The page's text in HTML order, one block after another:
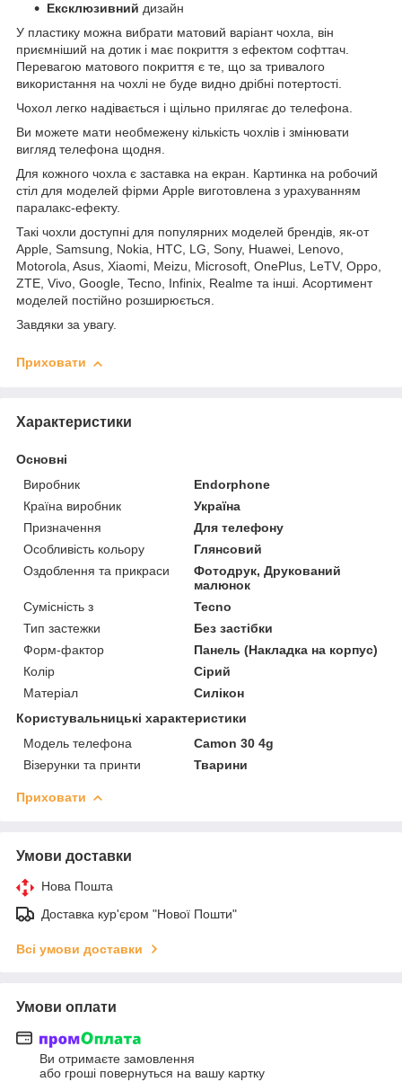
Ексклюзивний дизайн
У пластику можна вибрати матовий варіант чохла, він
приємніший на дотик і має покриття з ефектом софттач.
Перевагою матового покриття є те, що за тривалого
використання на чохлі не буде видно дрібні потертості.
Чохол легко надівається і щільно прилягає до телефона.
Ви можете мати необмежену кількість чохлів і змінювати
вигляд телефона щодня.
Для кожного чохла є заставка на екран. Картинка на робочий
стіл для моделей фірми Apple виготовлена з урахуванням
паралакс-ефекту.
Такі чохли доступні для популярних моделей брендів, як-от
Apple, Samsung, Nokia, HTC, LG, Sony, Huawei, Lenovo,
Motorola, Asus, Xiaomi, Meizu, Microsoft, OnePlus, LeTV, Oppo,
ZTE, Vivo, Google, Tecno, Infinix, Realme та інші. Асортимент
моделей постійно розширюється.
Завдяки за увагу.
Приховати
Характеристики
Основні
Виробник
Endorphone
Країна виробник
Україна
Призначення
Для телефону
Особливість кольору
Глянсовий
Оздоблення та прикраси
Фотодрук, Друкований
малюнок
Сумісність з
Tecno
Тип застежки
Без застібки
Форм-фактор
Панель (Накладка на корпус)
Колір
Сірий
Матеріал
Силікон
Користувальницькі характеристики
Модель телефона
Camon 30 4g
Візерунки та принти
Тварини
Приховати
Умови доставки
Нова Пошта
Доставка кур'єром "Нової Пошти"
Всі умови доставки
Умови оплати
Ви отримаєте замовлення
або гроші повернуться на вашу картку